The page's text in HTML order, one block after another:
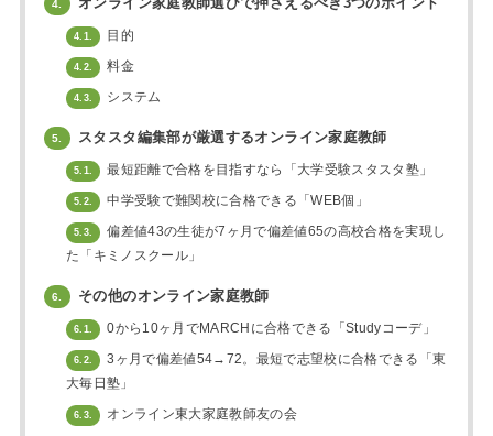
4.
4.1. 目的
4.2. 料金
4.3. システム
5. スタスタ編集部が厳選するオンライン家庭教師
5.1. 最短距離で合格を目指すなら「大学受験スタスタ塾」
5.2. 中学受験で難関校に合格できる「WEB個」
5.3.
偏差値43の生徒が7ヶ月で偏差値65の高校合格を実現し
た「キミノスクール」
6. その他のオンライン家庭教師
6.1. 0から10ヶ月でMARCHに合格できる「Studyコーデ」
6.2.
3ヶ月で偏差値54→72。最短で志望校に合格できる「東
大毎日塾」
6.3. オンライン東大家庭教師友の会